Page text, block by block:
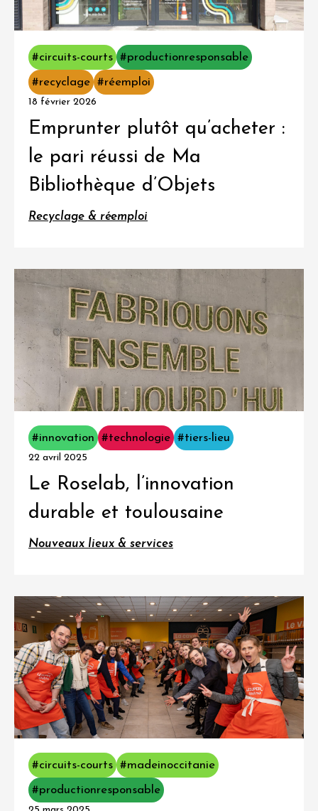
#circuits-courts #productionresponsable
#recyclage #réemploi
18 février 2026
Emprunter plutôt qu’acheter :
le pari réussi de Ma
Bibliothèque d’Objets
Recyclage & réemploi
#innovation #technologie #tiers-lieu
22 avril 2025
Le Roselab, l’innovation
durable et toulousaine
Nouveaux lieux & services
#circuits-courts #madeinoccitanie
#productionresponsable